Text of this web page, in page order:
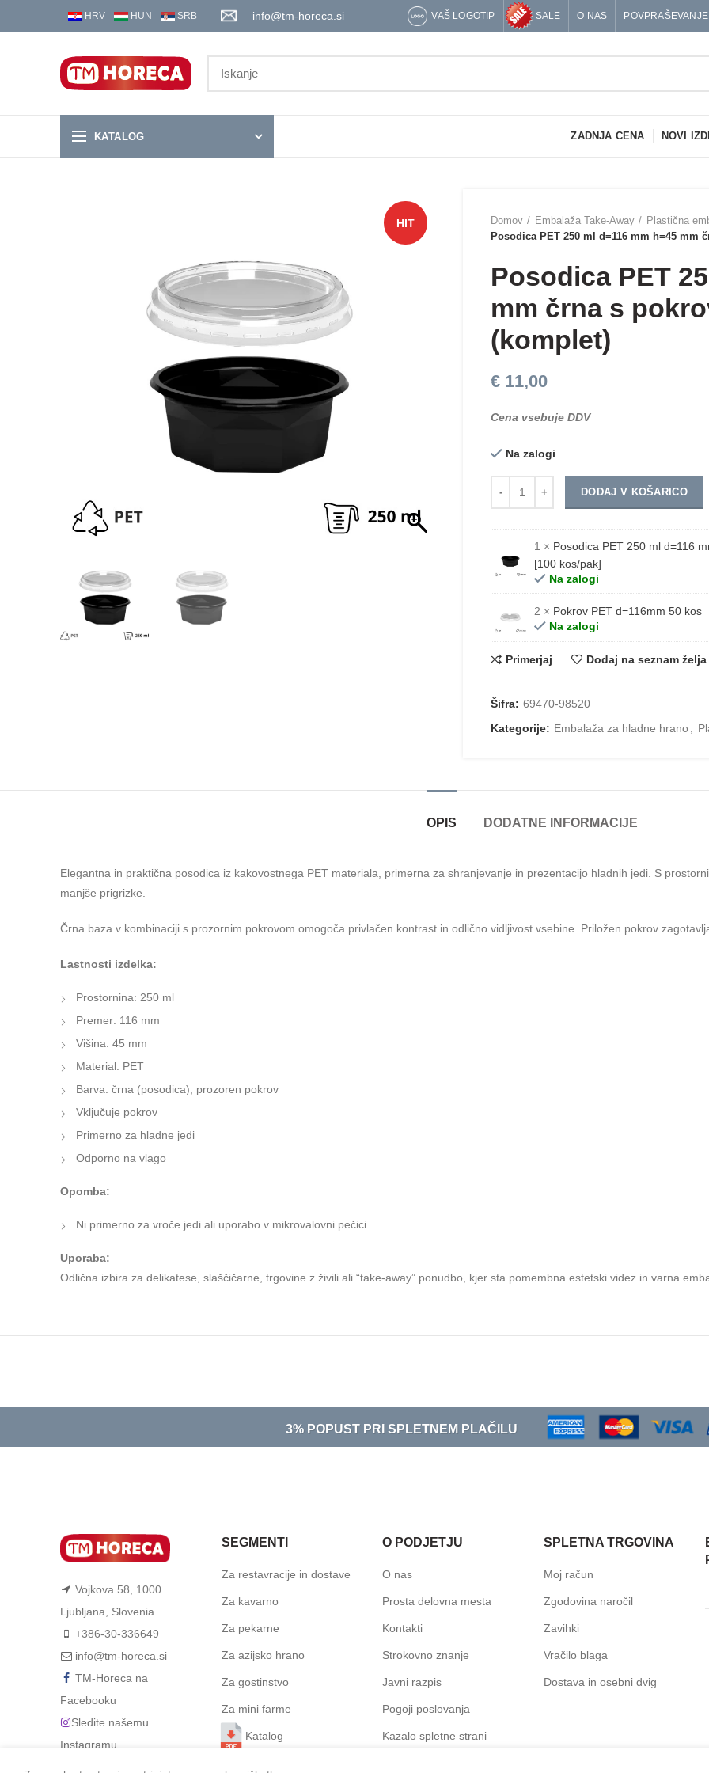
HRV HUN SRB info@tm-horeca.si VAŠ LOGOTIP SALE O NAS POVPRAŠEVANJE
KATALOG ZADNJA CENA NOVI
HIT Domov Embalaža Take-Away Plastična
Posodica PET 250 ml d=116 mm h=45 mm
Posodica PET
mm črna s
(komplet)
€ 11,00
Cena vsebuje DDV
Na zalogi
DODAJ V KOŠARICO
1 × Posodica PET 250 ml d=116
[100 kos/pak]
Na zalogi
2 × Pokrov PET d=116mm 50 kos
Na zalogi
Primerjaj Dodaj na seznam želja
Šifra: 69470-98520
Kategorije: Embalaža za hladne hrano
OPIS DODATNE INFORMACIJE
Elegantna in praktična posodica iz kakovostnega PET materiala, primerna za shranjevanje in prezentacijo hladnih jedi. S
manjše prigrizke.
Črna baza v kombinaciji s prozornim pokrovom omogoča privlačen kontrast in odlično vidljivost vsebine. Priložen pokrov
Lastnosti izdelka:
Prostornina: 250 ml
Premer: 116 mm
Višina: 45 mm
Material: PET
Barva: črna (posodica), prozoren pokrov
Vključuje pokrov
Primerno za hladne jedi
Odporno na vlago
Opomba:
Ni primerno za vroče jedi ali uporabo v mikrovalovni pečici
Uporaba:
Odlična izbira za delikatese, slaščičarne, trgovine z živili ali “take-away” ponudbo, kjer sta pomembna estetski videz in varna
3% POPUST PRI SPLETNEM PLAČILU
Vojkova 58, 1000
Ljubljana, Slovenia
+386-30-336649
info@tm-horeca.si
TM-Horeca na
Facebooku
Sledite našemu
Instagramu
SEGMENTI
Za restavracije in dostave
Za kavarno
Za pekarne
Za azijsko hrano
Za gostinstvo
Za mini farme
Katalog
O PODJETJU
O nas
Prosta delovna mesta
Kontakti
Strokovno znanje
Javni razpis
Pogoji poslovanja
Kazalo spletne strani
SPLETNA TRGOVINA
Moj račun
Zgodovina naročil
Zavihki
Vračilo blaga
Dostava in osebni dvig